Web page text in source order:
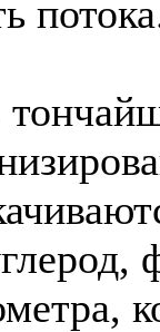
потока
,
,